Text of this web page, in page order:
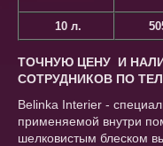
10 л.
ТОЧНУЮ ЦЕНУ И
СОТРУДНИКОВ ПО
Belinka Interier -
применяемой внутри
шелковистым блеском